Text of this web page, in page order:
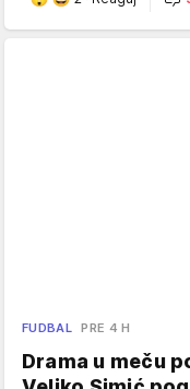
FUDBAL PRE 4 H
Drama u meču